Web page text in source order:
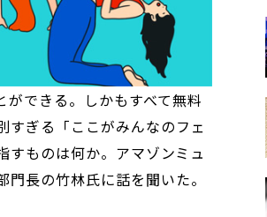
できる。しかもすべて無料
すぎる「ここがみんなのフェ
ものは何か。アマゾンミュ
長の竹林氏に話を聞いた。